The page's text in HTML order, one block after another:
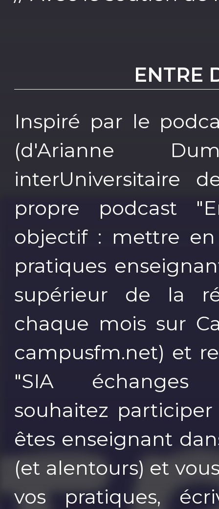
ENTRE
Inspiré par le
(d'Arianne
interUniversitaire
propre podcast
objectif : mettre
pratiques
supérieur de la
chaque mois sur
campusfm.net) et
"SIA échanges
souhaitez
êtes enseignant
(et alentours) et
vos pratiques,